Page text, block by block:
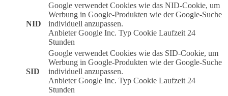
NID
Google verwendet Cookies wie das NID-Cookie, um
Werbung in Google-Produkten wie der Google-Suche
individuell anzupassen.
Anbieter Google Inc. Typ Cookie Laufzeit 24
Stunden
SID
Google verwendet Cookies wie das SID-Cookie, um
Werbung in Google-Produkten wie der Google-Suche
individuell anzupassen.
Anbieter Google Inc. Typ Cookie Laufzeit 24
Stunden